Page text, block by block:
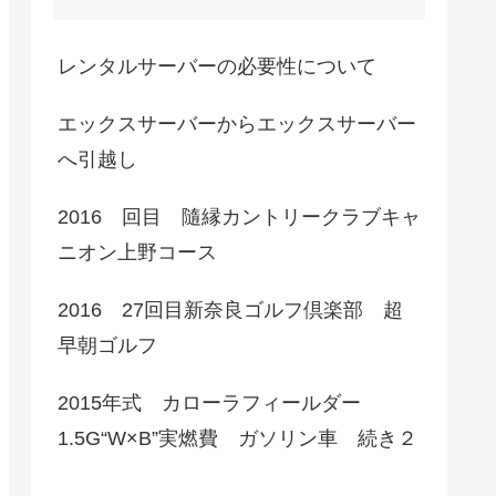
レンタルサーバーの必要性について
エックスサーバーからエックスサーバー
へ引越し
2016 回目 隨縁カントリークラブキャ
ニオン上野コース
2016 27回目新奈良ゴルフ倶楽部 超
早朝ゴルフ
2015年式 カローラフィールダー
1.5G“W×B”実燃費 ガソリン車 続き２